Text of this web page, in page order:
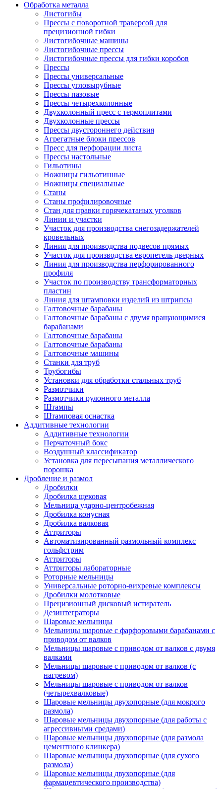
Обработка металла
Листогибы
Прессы с поворотной траверсой для
прецизионной гибки
Листогибочные машины
Листогибочные прессы
Листогибочные прессы для гибки коробов
Прессы
Прессы универсальные
Прессы угловырубные
Прессы пазовые
Прессы четырехколонные
Двухколонный пресс с термоплитами
Двухколонные прессы
Прессы двустороннего действия
Агрегатные блоки прессов
Пресс для перфорации листа
Прессы настольные
Гильотины
Ножницы гильотинные
Ножницы специальные
Станы
Станы профилировочные
Стан для правки горячекатаных уголков
Линии и участки
Участок для производства снегозадержателей
кровельных
Линия для производства подвесов прямых
Участок для производства европетель дверных
Линия для производства перфорированного
профиля
Участок по производству трансформаторных
пластин
Линия для штамповки изделий из штрипсы
Галтовочные барабаны
Галтовочные барабаны с двумя вращающимися
барабанами
Галтовочные барабаны
Галтовочные барабаны
Галтовочные машины
Станки для труб
Трубогибы
Установки для обработки стальных труб
Размотчики
Размотчики рулонного металла
Штампы
Штамповая оснастка
Аддитивные технологии
Аддитивные технологии
Перчаточный бокс
Воздушный классификатор
Установка для пересыпания металлического
порошка
Дробление и размол
Дробилки
Дробилка щековая
Мельница ударно-центробежная
Дробилка конусная
Дробилка валковая
Аттриторы
Автоматизированный размольный комплекс
гольфстрим
Аттриторы
Аттриторы лабораторные
Роторные мельницы
Универсальные роторно-вихревые комплексы
Дробилки молотковые
Прецизионный дисковый истиратель
Дезинтеграторы
Шаровые мельницы
Мельницы шаровые с фарфоровыми барабанами с
приводом от валков
Мельницы шаровые с приводом от валков с двумя
валками
Мельницы шаровые с приводом от валков (с
нагревом)
Мельницы шаровые с приводом от валков
(четырехвалковые)
Шаровые мельницы двухопорные (для мокрого
размола)
Шаровые мельницы двухопорные (для работы с
агрессивными средами)
Шаровые мельницы двухопорные (для размола
цементного клинкера)
Шаровые мельницы двухопорные (для сухого
размола)
Шаровые мельницы двухопорные (для
фармацевтического производства)